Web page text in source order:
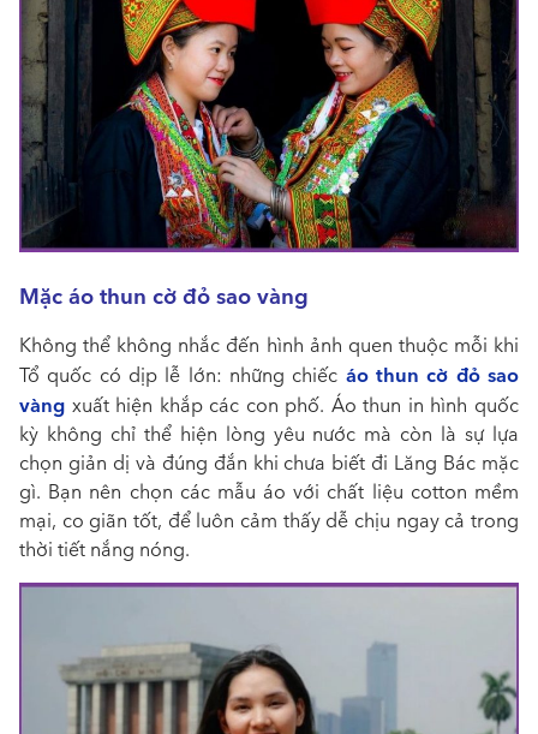
Mặc áo thun cờ đỏ sao vàng
Không thể không nhắc đến hình ảnh quen thuộc mỗi khi
Tổ quốc có dịp lễ lớn: những chiếc áo thun cờ đỏ sao
vàng xuất hiện khắp các con phố. Áo thun in hình quốc
kỳ không chỉ thể hiện lòng yêu nước mà còn là sự lựa
chọn giản dị và đúng đắn khi chưa biết đi Lăng Bác mặc
gì. Bạn nên chọn các mẫu áo với chất liệu cotton mềm
mại, co giãn tốt, để luôn cảm thấy dễ chịu ngay cả trong
thời tiết nắng nóng.